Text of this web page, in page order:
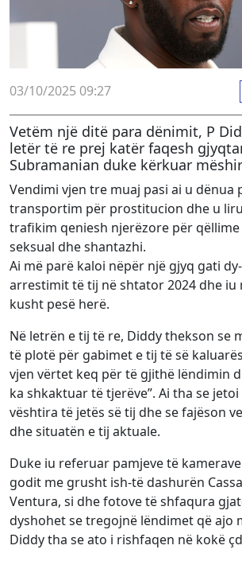
03/10/2025 09:27
Vetëm një ditë para dënimit, P
letër të re prej katër faqesh
Subramanian duke kërkuar
Vendimi vjen tre muaj pasi ai u dënua
transportim për prostitucion dhe u
trafikim qeniesh njerëzore për
seksual dhe shantazhi.
Ai më parë kaloi nëpër një gjyq gati
arrestimit të tij në shtator 2024 dhe
kusht pesë herë.
Në letrën e tij të re, Diddy thekson se
të plotë për gabimet e tij të së
vjen vërtet keq për të gjithë lëndimin
ka shkaktuar të tjerëve”. Ai tha se
vështira të jetës së tij dhe se fajëson
dhe situatën e tij aktuale.
Duke iu referuar pamjeve të
godit me grusht ish-të dashurën
Ventura, si dhe fotove të shfaqura
dyshohet se tregojnë lëndimet që ajo
Diddy tha se ato i rishfaqen në kokë